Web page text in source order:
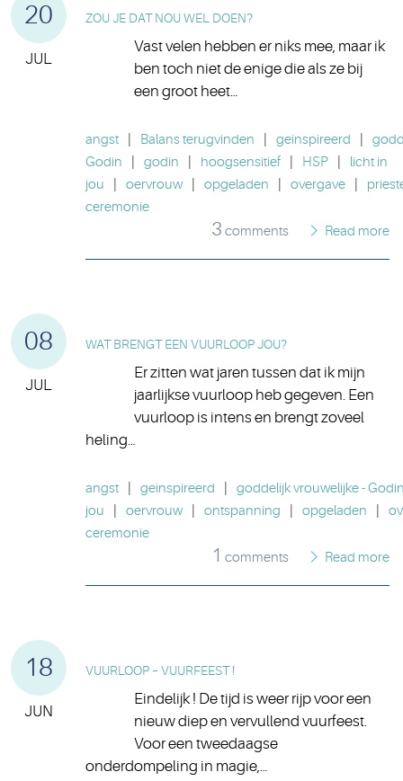
20
JUL
ZOU JE DAT NOU WEL DOEN?
Vast velen hebben er niks mee, maar ik
ben toch niet de enige die als ze bij
een groot heet…
angst Balans terugvinden geinspireerd
Godin
godin hoogsensitief HSP
licht in
jou
oervrouw opgeladen overgave
ceremonie
3 comments Read more
08
JUL
WAT BRENGT EEN VUURLOOP JOU?
Er zitten wat jaren tussen dat ik mijn
jaarlijkse vuurloop heb gegeven. Een
vuurloop is intens en brengt zoveel
heling…
angst geinspireerd
goddelijk vrouwelijke -
jou
oervrouw ontspanning opgeladen
ceremonie
1 comments Read more
18
JUN
VUURLOOP – VUURFEEST !
Eindelijk ! De tijd is weer rijp voor een
nieuw diep en vervullend vuurfeest.
Voor een tweedaagse
onderdompeling in magie,…